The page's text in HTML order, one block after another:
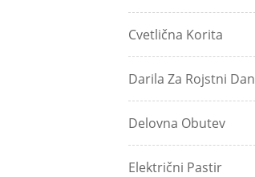
Cvetlična Korita
Darila Za Rojstni Dan
Delovna Obutev
Električni Pastir